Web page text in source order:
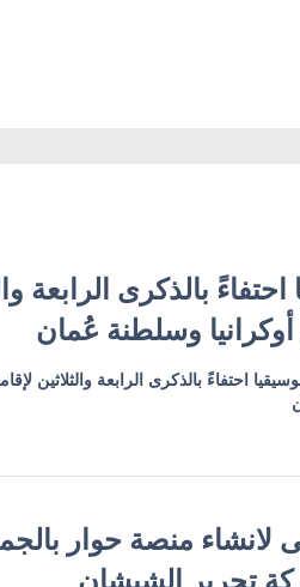
بالذكرى الرابعة
أوكرانيا وسلطنة عُمان
احتفاءً بالذكرى الرابعة والثلاثين
لانشاء منصة حوار
تحرير الشيشان